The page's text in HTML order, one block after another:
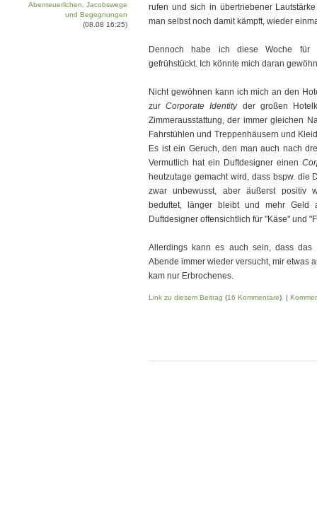
rufen und sich in übertriebener
man selbst noch damit kämpft, wieder
Dennoch habe ich diese Woche für
gefrühstückt. Ich könnte mich daran
Nicht gewöhnen kann ich mich an den
zurCorporate Identityder großen
Zimmerausstattung, der immer gleichen
Fahrstühlen und Treppenhäusern und
Es ist ein Geruch, den man auch nach
Vermutlich hat ein Duftdesigner einen
heutzutage gemacht wird, dass bspw. die
zwar unbewusst, aber äußerst positiv
beduftet, länger bleibt und mehr Geld
Duftdesigner offensichtlich für "Käse" und
Allerdings kann es auch sein, dass
Abende immer wieder versucht, mir etwas
kam nur Erbrochenes.
Link zu diesem Beitrag (16 Kommentare) |
Abenteuerlichen, Jacobswege
und Begegnungen
(08.08 16:25)